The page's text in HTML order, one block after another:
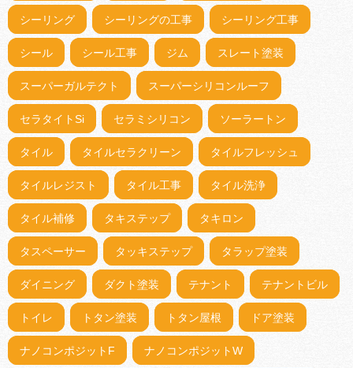
シーリング シーリングの工事 シーリング工事
シール シール工事 ジム スレート塗装
スーパーガルテクト スーパーシリコンルーフ
セラタイトSi セラミシリコン ソーラートン
タイル タイルセラクリーン タイルフレッシュ
タイルレジスト タイル工事 タイル洗浄
タイル補修 タキステップ タキロン
タスペーサー タッキステップ タラップ塗装
ダイニング ダクト塗装 テナント テナントビル
トイレ トタン塗装 トタン屋根 ドア塗装
ナノコンポジットF ナノコンポジットW